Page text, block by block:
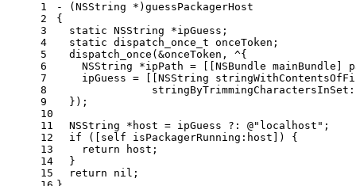
1
2
3
4
5
6
7
8
9
10
11
12
13
14
15
- (NSString *)guessPackagerHost
{
  static NSString *ipGuess;
  static dispatch_once_t onceToken;
  dispatch_once(&onceToken, ^{
NSString *ipPath = [[NSBundle mainBundle]
ipGuess = [[NSString
  });
  NSString *host = ipGuess ?: @"localhost";
  if ([self isPackagerRunning:host]) {
    return host;
  }
  return nil;